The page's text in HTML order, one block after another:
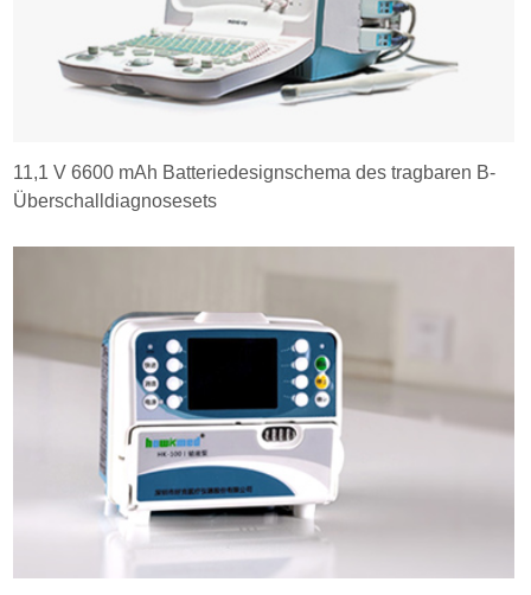
11,1 V 6600 mAh Batteriedesignschema des tragbaren B-
Überschalldiagnosesets